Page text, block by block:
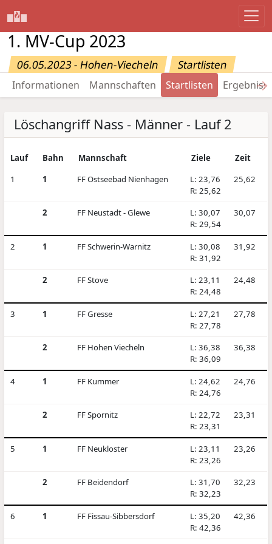
1. MV-Cup 2023
06.05.2023 - Hohen-Viecheln Startlisten
Informationen Mannschaften Startlisten →
Löschangriff Nass - Männer - Lauf 2
Lauf Bahn Mannschaft Ziele
Zeit
1
1 FF Ostseebad Nienhagen
L: 23,76
R: 25,62
25,62
2 FF Neustadt - Glewe
L: 30,07
R: 29,54
30,07
2 1 FF Schwerin-Warnitz
L: 30,08
R: 31,92
31,92
2 FF Stove
L: 23,11
R: 24,48
24,48
3 1 FF Gresse
L: 27,21
R: 27,78
27,78
2 FF Hohen Viecheln
L: 36,38
R: 36,09
36,38
4 1 FF Kummer
L: 24,62
R: 24,76
24,76
2 FF Spornitz
L: 22,72
R: 23,31
23,31
5 1 FF Neukloster
L: 23,11
R: 23,26
23,26
2 FF Beidendorf
L: 31,70
R: 32,23
32,23
6 1 FF Fissau-Sibbersdorf
L: 35,20
R: 42,36
42,36